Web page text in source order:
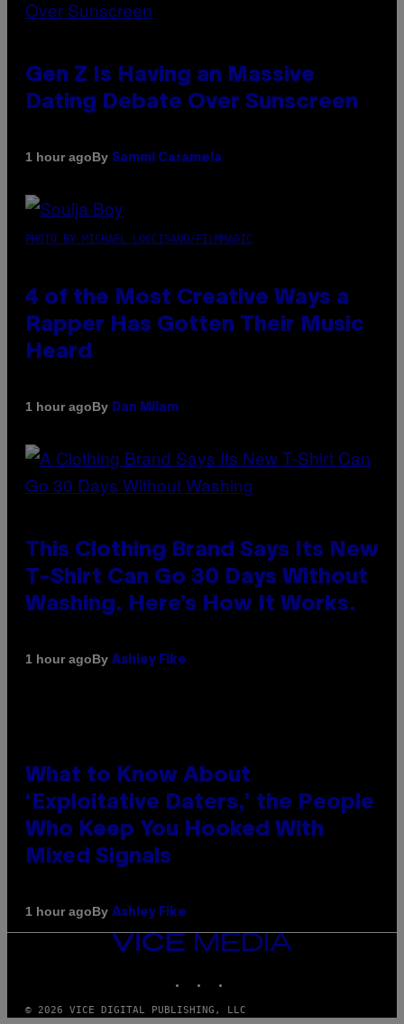
Gen Z Is Having an Massive
Dating Debate Over Sunscreen
1 hour agoBy Sammi Caramela
PHOTO BY MICHAEL LOCCISANO/FILMMAGIC
4 of the Most Creative Ways a
Rapper Has Gotten Their Music
Heard
1 hour agoBy Dan Milam
This Clothing Brand Says Its New
T-Shirt Can Go 30 Days Without
Washing. Here’s How It Works.
1 hour agoBy Ashley Fike
What to Know About
‘Exploitative Daters,’ the People
Who Keep You Hooked With
Mixed Signals
1 hour agoBy Ashley Fike
VICE
MEDIA
© 2026 VICE DIGITAL PUBLISHING, LLC